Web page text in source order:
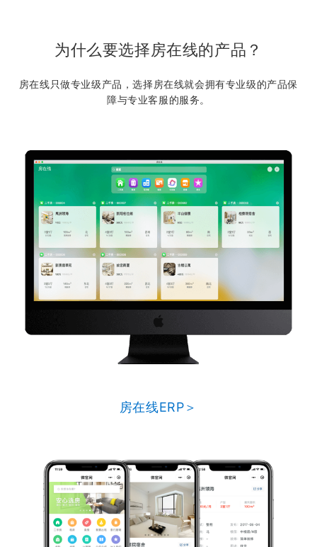
为什么要选择房在线的产品？
房在线只做专业级产品，选择房在线就会拥有专业级的产品保
障与专业客服的服务。
房在线ERP＞